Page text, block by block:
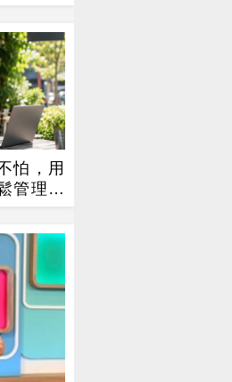
怕，用
管理公